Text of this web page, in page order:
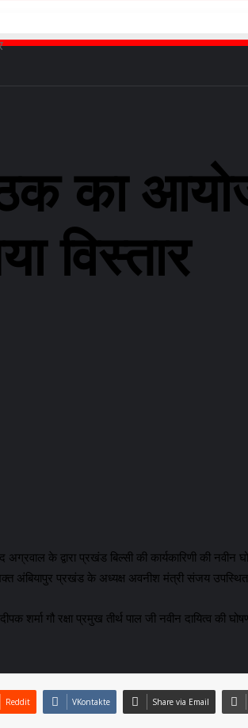
का
विस्तार
के द्वारा प्रखंड बिल्सी की कार्यकारिणी की
भक्त अंबियापुर प्रखंड के अध्यक्ष अवनीश मंत्री संजय
शर्मा गौ रक्षा प्रमुख तीर्थ पाल जी नवीन दायित्व
Reddit VKontakte Share via Email